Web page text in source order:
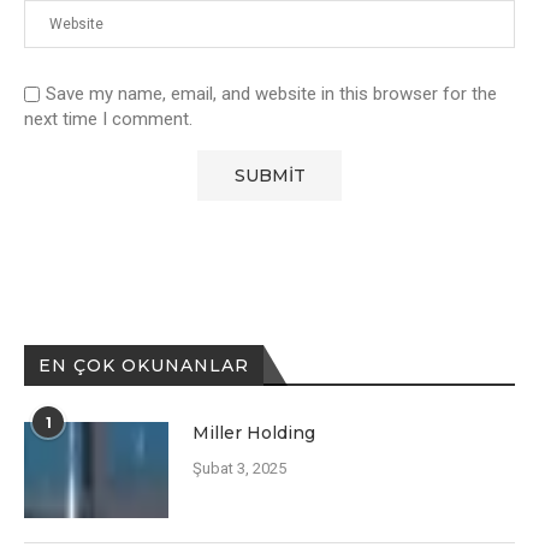
Save my name, email, and website in this browser for the
next time I comment.
EN ÇOK OKUNANLAR
1 Miller Holding
Şubat 3, 2025